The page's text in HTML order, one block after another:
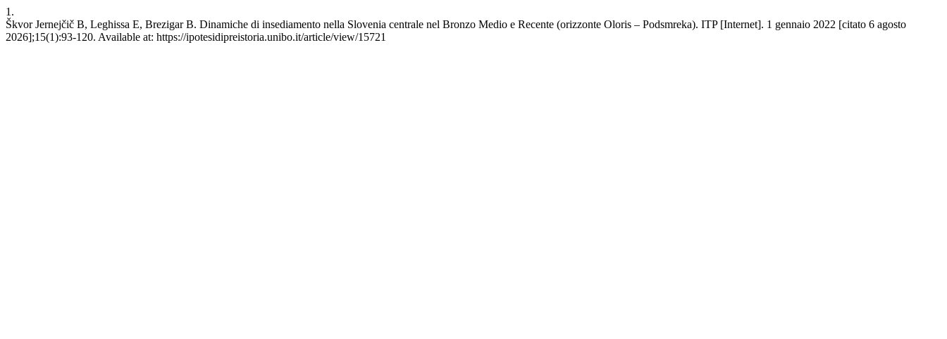
1.
Škvor Jernejčič B, Leghissa E, Brezigar B. Dinamiche di insediamento nella Slovenia centrale nel Bronzo Medio e Recente (orizzonte Oloris – Podsmreka). ITP [Internet]. 1 gennaio 2022 [citato 6 agosto
2026];15(1):93-120. Available at: https://ipotesidipreistoria.unibo.it/article/view/15721